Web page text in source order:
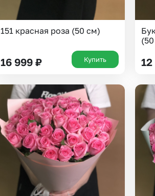
151 красная роза (50 см)
16 999 ₽ Купить